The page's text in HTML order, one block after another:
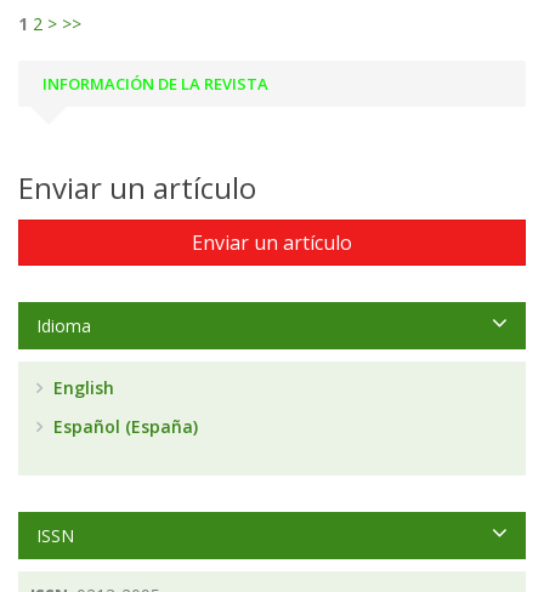
1 2 > >>
INFORMACIÓN DE LA REVISTA
Enviar un artículo
Enviar un artículo
Idioma
English
Español (España)
ISSN